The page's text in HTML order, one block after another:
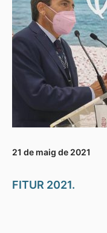
21 de maig de 2021
FITUR 2021.